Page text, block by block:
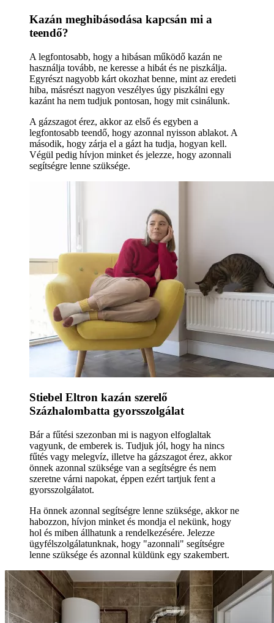
Kazán meghibásodása kapcsán mi a
teendő?
A legfontosabb, hogy a hibásan működő kazán ne
használja tovább, ne keresse a hibát és ne piszkálja.
Egyrészt nagyobb kárt okozhat benne, mint az eredeti
hiba, másrészt nagyon veszélyes úgy piszkálni egy
kazánt ha nem tudjuk pontosan, hogy mit csinálunk.
A gázszagot érez, akkor az első és egyben a
legfontosabb teendő, hogy azonnal nyisson ablakot. A
második, hogy zárja el a gázt ha tudja, hogyan kell.
Végül pedig hívjon minket és jelezze, hogy azonnali
segítségre lenne szüksége.
Stiebel Eltron kazán szerelő
Százhalombatta gyorsszolgálat
Bár a fűtési szezonban mi is nagyon elfoglaltak
vagyunk, de emberek is. Tudjuk jól, hogy ha nincs
fűtés vagy melegvíz, illetve ha gázszagot érez, akkor
önnek azonnal szüksége van a segítségre és nem
szeretne várni napokat, éppen ezért tartjuk fent a
gyorsszolgálatot.
Ha önnek azonnal segítségre lenne szüksége, akkor ne
habozzon, hívjon minket és mondja el nekünk, hogy
hol és miben állhatunk a rendelkezésére. Jelezze
ügyfélszolgálatunknak, hogy "azonnali" segítségre
lenne szüksége és azonnal küldünk egy szakembert.